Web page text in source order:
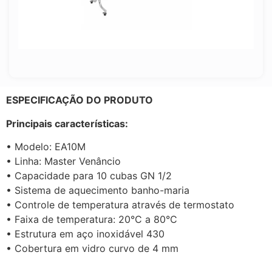
ESPECIFICAÇÃO DO PRODUTO
Principais características:
• Modelo: EA10M
• Linha: Master Venâncio
• Capacidade para 10 cubas GN 1/2
• Sistema de aquecimento banho-maria
• Controle de temperatura através de termostato
• Faixa de temperatura: 20°C a 80°C
• Estrutura em aço inoxidável 430
• Cobertura em vidro curvo de 4 mm